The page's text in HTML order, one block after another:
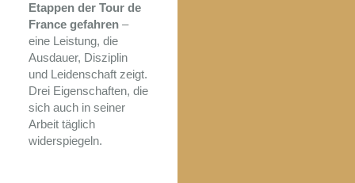
Etappen der Tour de
France gefahren–
eine Leistung, die
Ausdauer, Disziplin
und Leidenschaft zeigt.
Drei Eigenschaften, die
sich auch in seiner
Arbeit täglich
widerspiegeln.